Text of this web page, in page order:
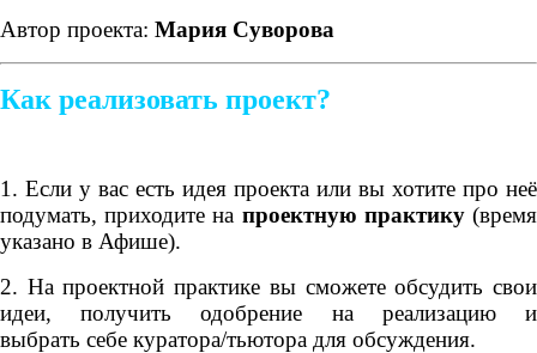
Автор проекта: Мария Суворова
Как реализовать проект?
1. Если у вас есть идея проекта или вы хотите про неё
подумать, приходите на проектную практику(время
указано в Афише).
2. На проектной практике вы сможете обсудить свои
идеи, получить одобрение на реализацию и
выбрать себе куратора/тьютора для обсуждения.